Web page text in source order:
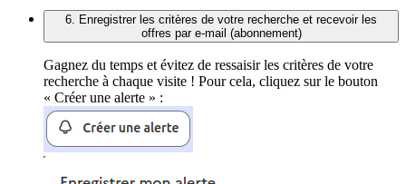
6. Enregistrer les critères de votre recherche et recevoir les
offres par e-mail (abonnement)
Gagnez du temps et évitez de ressaisir les critères de votre
recherche à chaque visite ! Pour cela, cliquez sur le bouton
« Créer une alerte » :